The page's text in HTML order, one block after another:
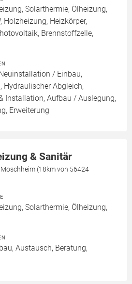
Solarthermie, Ölheizung,
Holzheizung, Heizkörper,
Brennstoffzelle,
/ Einbau,
Hydraulischer Abgleich,
Installation, Aufbau / Auslegung,
Erweiterung
& Sanitär
(18km von 56424
Solarthermie, Ölheizung,
Austausch, Beratung,